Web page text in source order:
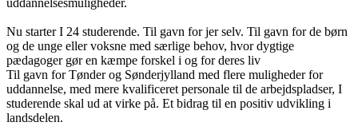
uddannelsesmuligheder.
Nu starter I 24 studerende. Til gavn for jer selv. Til gavn for de børn
og de unge eller voksne med særlige behov, hvor dygtige
pædagoger gør en kæmpe forskel i og for deres liv
Til gavn for Tønder og Sønderjylland med flere muligheder for
uddannelse, med mere kvalificeret personale til de arbejdspladser, I
studerende skal ud at virke på. Et bidrag til en positiv udvikling i
landsdelen.